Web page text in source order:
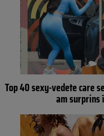
Top 40 sexy-vedete care
am surprins